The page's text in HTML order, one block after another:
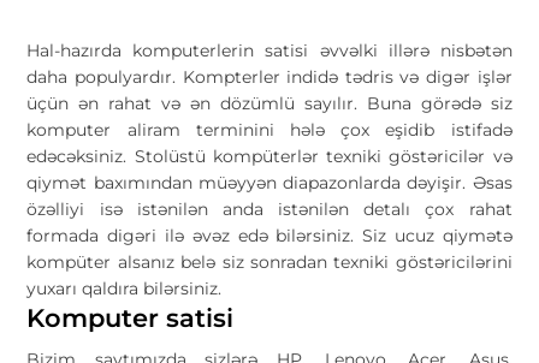
Hal-hazırda komputerlerin satisi əvvəlki illərə nisbətən
daha populyardır. Kompterler indidə tədris və digər işlər
üçün ən rahat və ən dözümlü sayılır. Buna görədə siz
komputer aliram terminini hələ çox eşidib istifadə
edəcəksiniz. Stolüstü kompüterlər texniki göstəricilər və
qiymət baxımından müəyyən diapazonlarda dəyişir. Əsas
özəlliyi isə istənilən anda istənilən detalı çox rahat
formada digəri ilə əvəz edə bilərsiniz. Siz ucuz qiymətə
kompüter alsanız belə siz sonradan texniki göstəricilərini
yuxarı qaldıra bilərsiniz.
Komputer satisi